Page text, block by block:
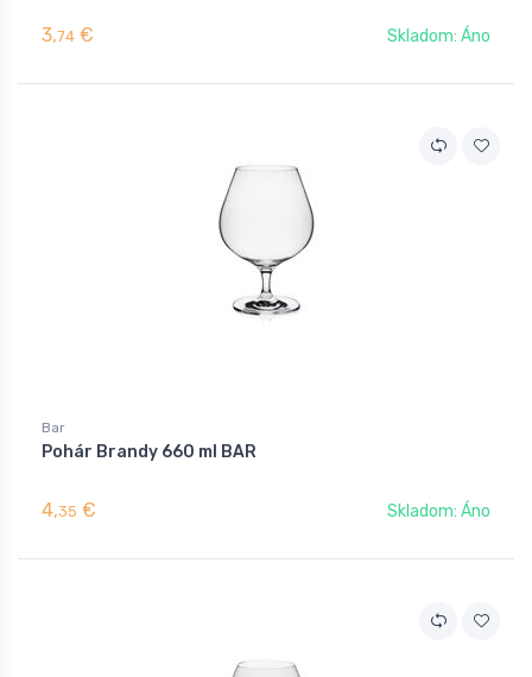
3,74 € Skladom: Áno
Bar
Pohár Brandy 660 ml BAR
4,35 € Skladom: Áno